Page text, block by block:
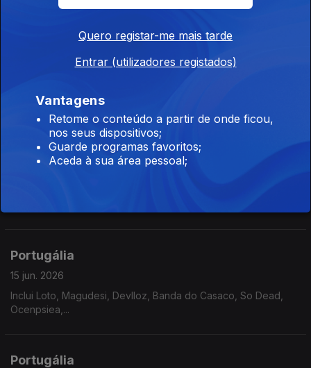
Golpes, Clauthewitch,...
Portugália
Portugália
15 jun. 2026
Inclui Loto, Magudesi, Devlloz, Banda do Casaco, So Dead,
Ocenpsiea,...
Portugália
Quero registar-me mais tarde
Entrar (utilizadores registados)
Vantagens
Retome o conteúdo a partir de onde ficou,
nos seus dispositivos;
Guarde programas favoritos;
Aceda à sua área pessoal;